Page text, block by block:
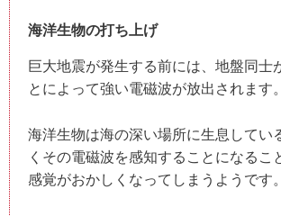
海洋生物の打ち上げ
巨大地震が発生する前には、地盤同士
とによって強い電磁波が放出されます。
海洋生物は海の深い場所に生息してい
くその電磁波を感知することになるこ
感覚がおかしくなってしまうようです。